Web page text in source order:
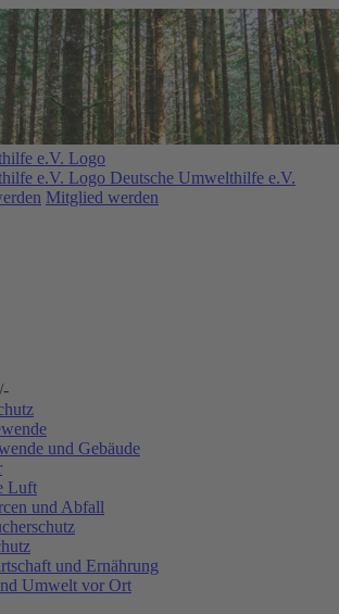
Deutsche Umwelthilfe e.V.
Mitglied werden
und Gebäude
Luft
und Abfall
und Ernährung
Umwelt vor Ort